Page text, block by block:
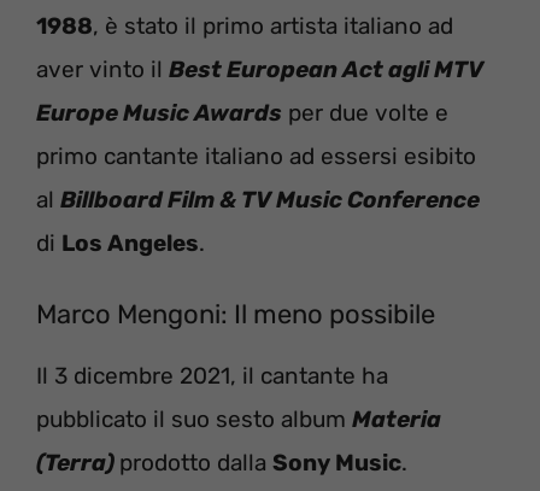
1988, è stato il primo artista italiano ad
aver vinto il Best European Act agli MTV
Europe Music Awards per due volte e
primo cantante italiano ad essersi esibito
al BillboardFilm & TV Music Conference
di Los Angeles.
Marco Mengoni: Il meno possibile
Il 3 dicembre 2021, il cantante ha
pubblicato il suo sesto album Materia
(Terra) prodotto dalla Sony Music.